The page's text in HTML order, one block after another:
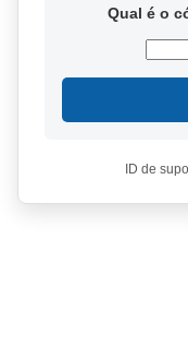
Qual é o
ID de